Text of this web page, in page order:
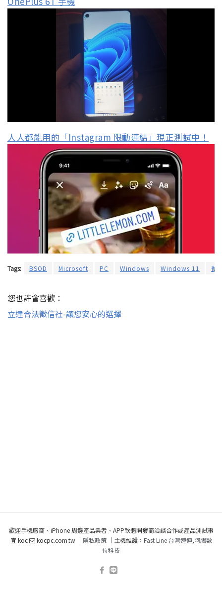
人人都能用的「Instagram 限動連結」現正測試中！
Tags: BSOD Microsoft PC Windows Windows 11 微
您也許會喜歡：
立達合法徵信社-讓您安心的選擇
歡迎手機廠商、iPhone 周邊產品業者、APP軟體開發商洽談合作或產品測試事
宜 koc
kocpc.com.tw ｜ 隱私政策｜主機維護： Fast Line 台灣速連,阿腸數
位科技